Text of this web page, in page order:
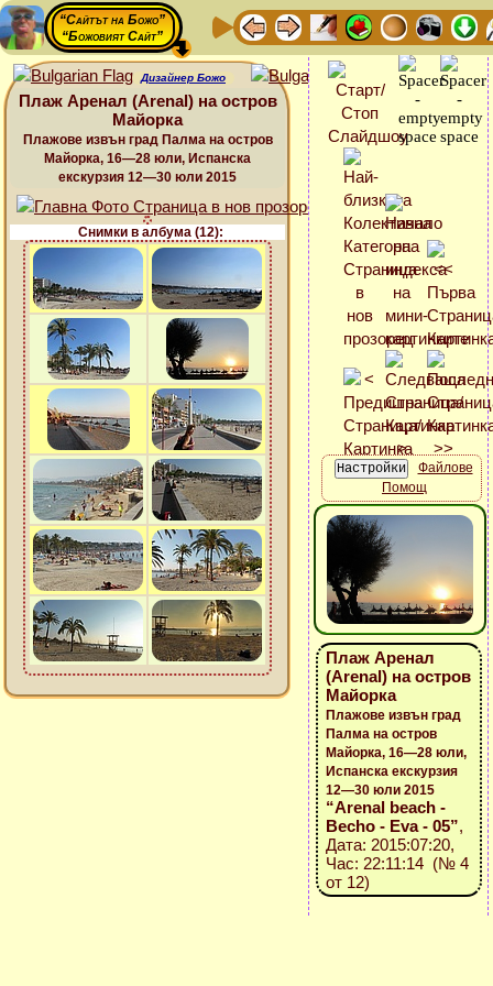
“Сайтът на Божо”
“Божовият Сайт”
Дизайнер Божо
Плаж Аренал (Arenal) на остров
Майорка
Плажове извън град Палма на остров
Майорка, 16—28 юли, Испанска
екскурзия 12—30 юли 2015
Снимки в албума (12):
Файлове
Помощ
Плаж Аренал
(Arenal) на остров
Майорка
Плажове извън град
Палма на остров
Майорка, 16—28 юли,
Испанска екскурзия
12—30 юли 2015
“Arenal beach -
Becho - Eva - 05”,
Дата: 2015:07:20,
Час: 22:11:14 (№ 4
от 12)